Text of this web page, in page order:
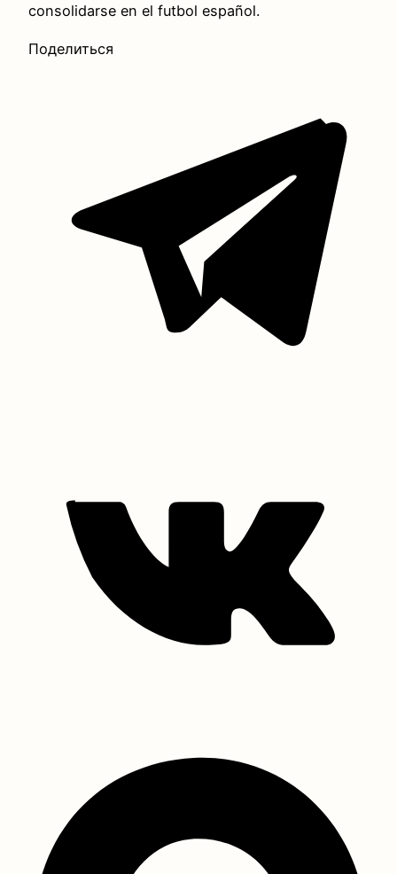
consolidarse en el futbol español.
Поделиться